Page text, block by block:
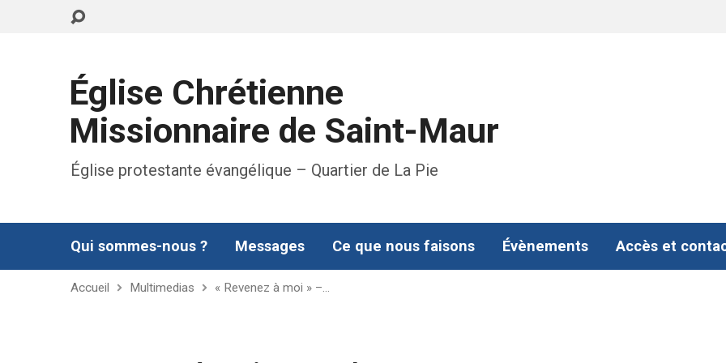
Église Chrétienne
Missionnaire de Saint-Maur
Église protestante évangélique – Quartier de La Pie
Qui sommes-nous ? Messages Ce que nous faisons Évènements Accès et
Accueil Multimedias « Revenez à moi » –…